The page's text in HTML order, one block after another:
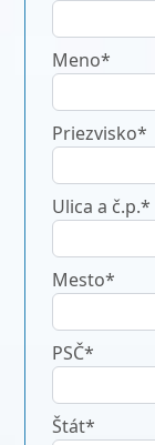
Meno*
Priezvisko*
Ulica a č.p.*
Mesto*
PSČ*
Štát*